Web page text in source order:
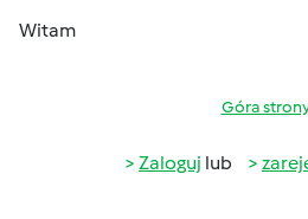
Witam
Góra
Zaloguj lub